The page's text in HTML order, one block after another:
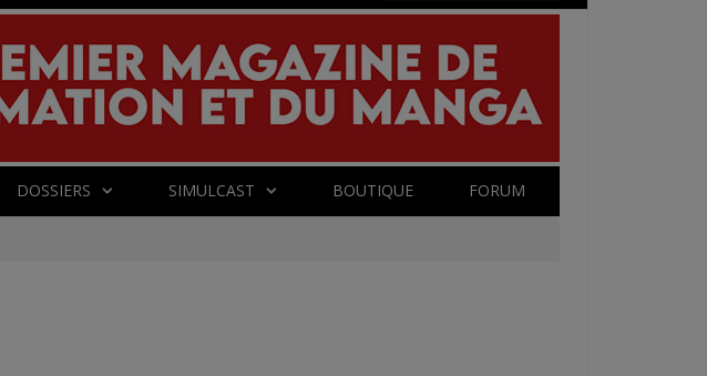
DOSSIERS SIMULCAST BOUTIQUE FORUM